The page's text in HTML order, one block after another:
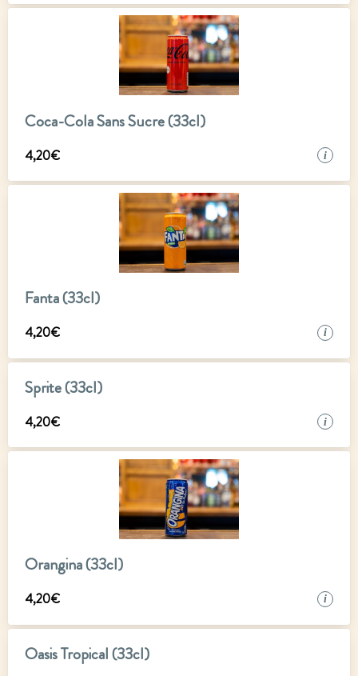
Coca-Cola Sans Sucre (33cl)
4,20€ i
Fanta (33cl)
4,20€ i
Sprite (33cl)
4,20€ i
Orangina (33cl)
4,20€ i
Oasis Tropical (33cl)